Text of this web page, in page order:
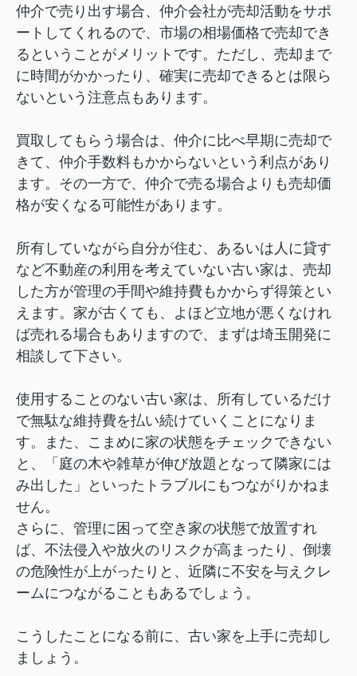
仲介で売り出す場合、仲介会社が売却活動をサポ
ートしてくれるので、市場の相場価格で売却でき
るということがメリットです。ただし、売却まで
に時間がかかったり、確実に売却できるとは限ら
ないという注意点もあります。
買取してもらう場合は、仲介に比べ早期に売却で
きて、仲介手数料もかからないという利点があり
ます。その一方で、仲介で売る場合よりも売却価
格が安くなる可能性があります。
所有していながら自分が住む、あるいは人に貸す
など不動産の利用を考えていない古い家は、売却
した方が管理の手間や維持費もかからず得策とい
えます。家が古くても、よほど立地が悪くなけれ
ば売れる場合もありますので、まずは埼玉開発に
相談して下さい。
使用することのない古い家は、所有しているだけ
で無駄な維持費を払い続けていくことになりま
す。また、こまめに家の状態をチェックできない
と、「庭の木や雑草が伸び放題となって隣家には
み出した」といったトラブルにもつながりかねま
せん。
さらに、管理に困って空き家の状態で放置すれ
ば、不法侵入や放火のリスクが高まったり、倒壊
の危険性が上がったりと、近隣に不安を与えクレ
ームにつながることもあるでしょう。
こうしたことになる前に、古い家を上手に売却し
ましょう。